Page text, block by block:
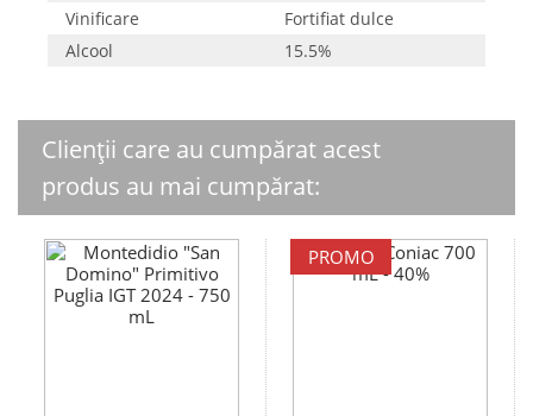
Vinificare
Fortifiat dulce
Alcool
15.5%
Clienții care au cumpărat acest
produs au mai cumpărat:
PROMO